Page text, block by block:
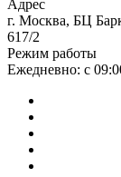
Адрес
г. Москва, БЦ
617/2
Режим работы
Ежедневно: с